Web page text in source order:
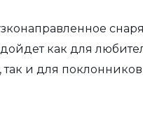
как для
и для